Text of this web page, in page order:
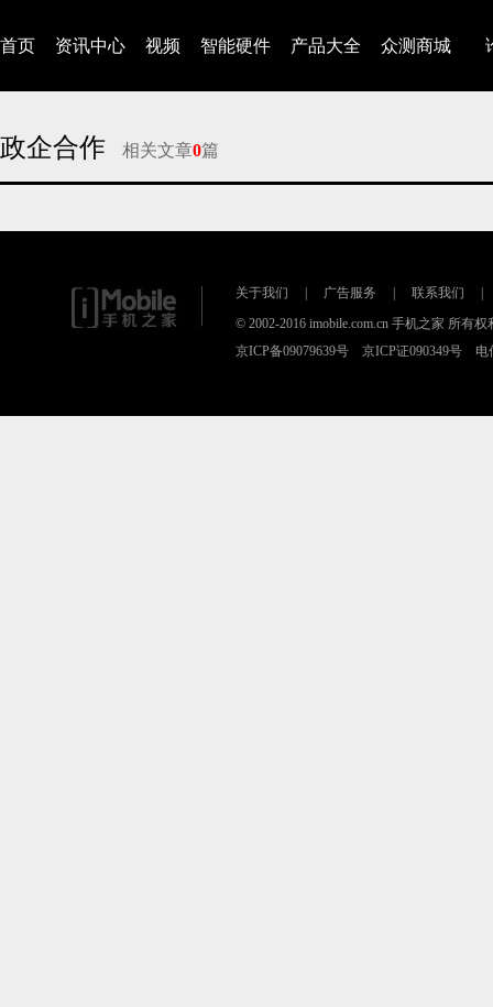
首页 资讯中心 视频 智能硬件 产品大全 众测商城
政企合作 相关文章0篇
关于我们 广告服务 联系我们
© 2002-2016 imobile.com.cn 手机之家 所有权
京ICP备09079639号 京ICP证090349号 电